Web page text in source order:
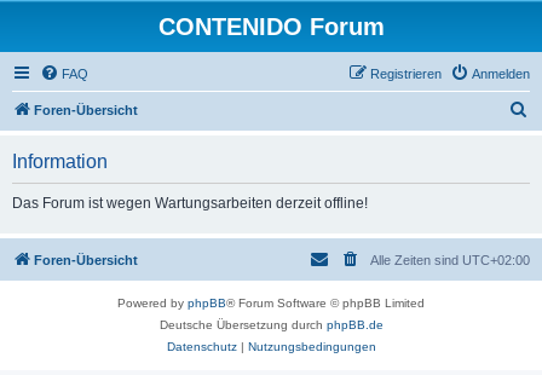
CONTENIDO Forum
FAQ Anmelden
Registrieren
Foren-Übersicht
Information
Das Forum ist wegen Wartungsarbeiten derzeit offline!
Foren-Übersicht Alle Zeiten sind UTC+02:00
Powered by phpBB® Forum Software © phpBB Limited
Deutsche Übersetzung durch phpBB.de
Datenschutz| Nutzungsbedingungen